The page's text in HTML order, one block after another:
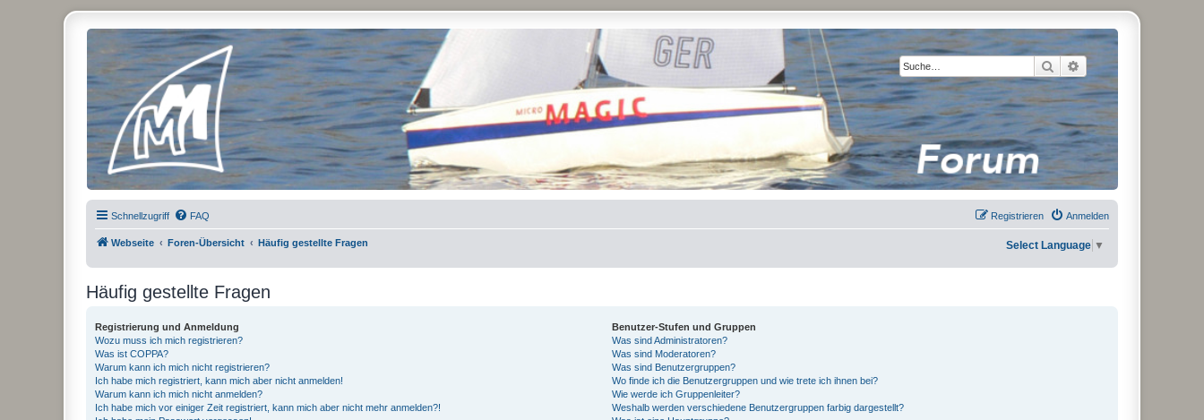
Suche Erweiterte Suche
Micro Magic Forum Deutschland
Schnellzugriff FAQ Anmelden
Registrieren
Webseite Foren-Übersicht Häufig gestellte Fragen Select Language ▼
Häufig gestellte Fragen
Registrierung und Anmeldung
Wozu muss ich mich registrieren?
Was ist COPPA?
Warum kann ich mich nicht registrieren?
Ich habe mich registriert, kann mich aber nicht anmelden!
Warum kann ich mich nicht anmelden?
Ich habe mich vor einiger Zeit registriert, kann mich aber nicht mehr anmelden?!
Benutzer-Stufen und Gruppen
Was sind Administratoren?
Was sind Moderatoren?
Was sind Benutzergruppen?
Wo finde ich die Benutzergruppen und wie trete ich ihnen bei?
Wie werde ich Gruppenleiter?
Weshalb werden verschiedene Benutzergruppen farbig dargestellt?